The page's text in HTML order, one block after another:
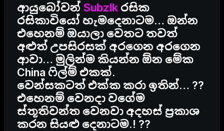
ආයුබෝවන් Subzlk රසික
රසිකාවියෝ හැමදෙනාටම… ඔන්න
එහෙනම් ඔයාලා වෙතට තවත්
අළුත් උපසිරසක් අරගෙන අරගෙන
ආවා… මුලින්ම කියන්න ඕන මේක
China ෆිල්ම් එකක්.
වෙන්සකටත් එක්ක කරා ඉතින්… ??
එහෙනම් වෙනදා වගේම
ස්තූතිවන්ත වෙනවා අදහස් ප්‍රකාශ
කරන සියළු දෙනාටම.! ??